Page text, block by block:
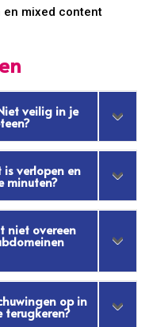
mixed content
veilig in je
is verlopen en
minuten?
niet overeen
op in
terugkeren?